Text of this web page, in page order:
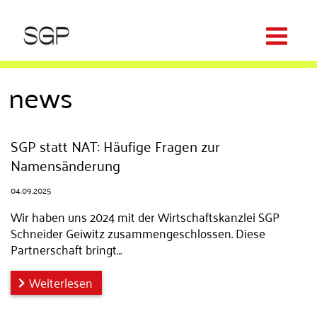
news
SGP statt NAT: Häufige Fragen zur
Namensänderung
04.09.2025
Wir haben uns 2024 mit der Wirtschaftskanzlei SGP
Schneider Geiwitz zusammengeschlossen. Diese
Partnerschaft bringt…
Weiterlesen